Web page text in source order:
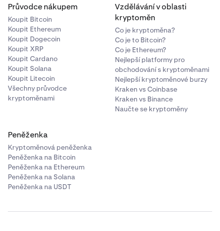
Průvodce nákupem
Koupit Bitcoin
Koupit Ethereum
Koupit Dogecoin
Koupit XRP
Koupit Cardano
Koupit Solana
Koupit Litecoin
Všechny průvodce
kryptoměnami
Vzdělávání v oblasti
kryptoměn
Co je kryptoměna?
Co je to Bitcoin?
Co je Ethereum?
Nejlepší platformy pro
obchodování s kryptoměnami
Nejlepší kryptoměnové burzy
Kraken vs Coinbase
Kraken vs Binance
Naučte se kryptoměny
Peněženka
Kryptoměnová peněženka
Peněženka na Bitcoin
Peněženka na Ethereum
Peněženka na Solana
Peněženka na USDT